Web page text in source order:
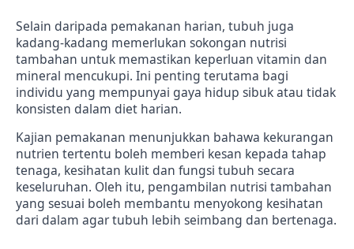
Selain daripada pemakanan harian, tubuh juga
kadang-kadang memerlukan sokongan nutrisi
tambahan untuk memastikan keperluan vitamin dan
mineral mencukupi. Ini penting terutama bagi
individu yang mempunyai gaya hidup sibuk atau tidak
konsisten dalam diet harian.
Kajian pemakanan menunjukkan bahawa kekurangan
nutrien tertentu boleh memberi kesan kepada tahap
tenaga, kesihatan kulit dan fungsi tubuh secara
keseluruhan. Oleh itu, pengambilan nutrisi tambahan
yang sesuai boleh membantu menyokong kesihatan
dari dalam agar tubuh lebih seimbang dan bertenaga.